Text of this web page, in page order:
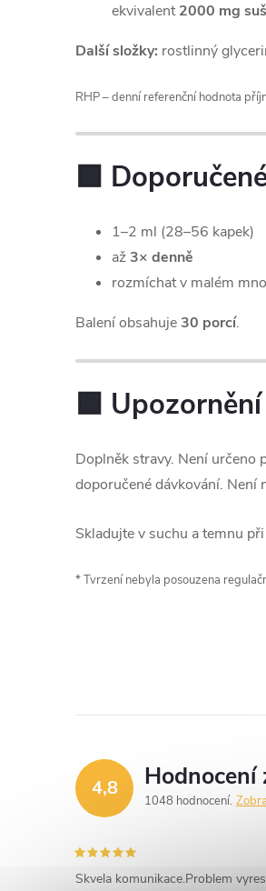
ekvivalent2000 mg
Další složky: rostlinný
RHP – denní referenční hodnota
🟩
1–2 ml (28–56 kapek)
až3× denně
rozmíchat v malém
Balení obsahuje30 porcí.
🟩 Upozornění
Doplněk stravy. Není určeno
doporučené dávkování. Není
Skladujte v suchu a temnu
* Tvrzení nebyla posouzena
4,8 Hodnocení
1048 hodnocení
Skvela komunikace.Problem